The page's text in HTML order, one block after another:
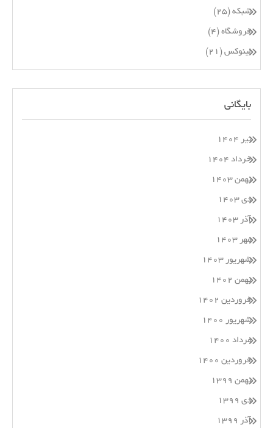
شبکه (۲۵)
فروشگاه (۴)
لینوکس (۲۱)
بایگانی
تیر ۱۴۰۴
خرداد ۱۴۰۴
بهمن ۱۴۰۳
دی ۱۴۰۳
آذر ۱۴۰۳
مهر ۱۴۰۳
شهریور ۱۴۰۳
بهمن ۱۴۰۲
فروردین ۱۴۰۲
شهریور ۱۴۰۰
مرداد ۱۴۰۰
فروردین ۱۴۰۰
بهمن ۱۳۹۹
دی ۱۳۹۹
آذر ۱۳۹۹